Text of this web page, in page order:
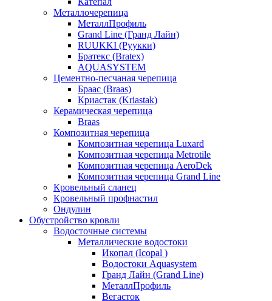
Металлочерепица
МеталлПрофиль
Grand Line (Гранд Лайн)
RUUKKI (Руукки)
Братекс (Bratex)
AQUASYSTEM
Цементно-песчаная черепица
Браас (Braas)
Криастак (Kriastak)
Керамическая черепица
Braas
Композитная черепица
Композитная черепица Luxard
Композитная черепица Metrotile
Композитная черепица AeroDek
Композитная черепица Grand Line
Кровельный сланец
Кровельный профнастил
Ондулин
Обустройство кровли
Водосточные системы
Металлические водостоки
Икопал (Icopal )
Водостоки Aquasystem
Гранд Лайн (Grand Line)
МеталлПрофиль
Вегасток